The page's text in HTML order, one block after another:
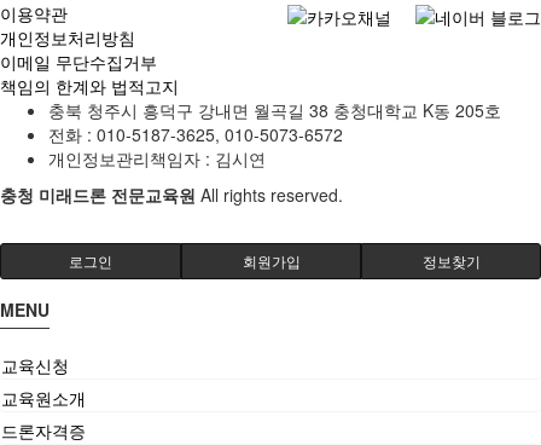
이용약관
개인정보처리방침
이메일 무단수집거부
책임의 한계와 법적고지
충북 청주시 흥덕구 강내면 월곡길 38 충청대학교 K동 205호
전화 : 010-5187-3625, 010-5073-6572
개인정보관리책임자 : 김시연
충청 미래드론 전문교육원 All rights reserved.
로그인 회원가입 정보찾기
MENU
교육신청
교육원소개
드론자격증